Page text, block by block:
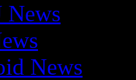
News